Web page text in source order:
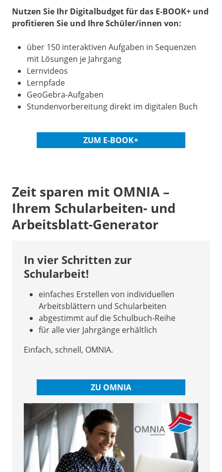
Nutzen Sie Ihr Digitalbudget für das E‑BOOK+ und
profitieren Sie und Ihre Schüler/innen von:
über 150 interaktiven Aufgaben in Sequenzen
mit Lösungen je Jahrgang
Lernvideos
Lernpfade
GeoGebra-Aufgaben
Stundenvorbereitung direkt im digitalen Buch
ZUM E-BOOK+
Zeit sparen mit OMNIA –
Ihrem Schularbeiten- und
Arbeitsblatt-Generator
In vier Schritten zur
Schularbeit!
einfaches Erstellen von individuellen
Arbeitsblättern und Schularbeiten
abgestimmt auf die Schulbuch-Reihe
für alle vier Jahrgänge erhältlich
Einfach, schnell, OMNIA.
ZU OMNIA